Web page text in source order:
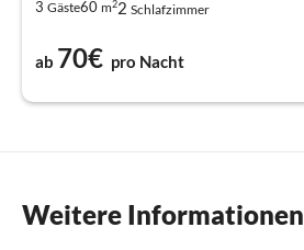
3 Gäste60 m22 Schlafzimmer
ab 70€ pro Nacht
Weitere Informationen